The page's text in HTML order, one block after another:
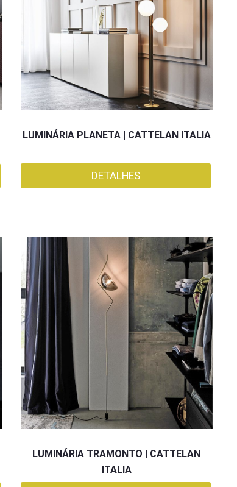
LUMINÁRIA PLANETA | CATTELAN ITALIA
DETALHES
LUMINÁRIA TRAMONTO | CATTELAN
ITALIA